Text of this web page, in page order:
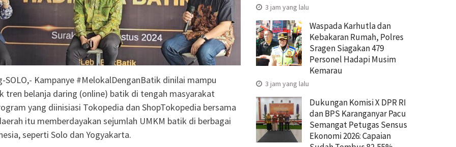
Diminta
Kamtibmas Sejak
SENYAP”
GERAKAN
JENAR
SOLO,- Kampanye #MelokalDenganBatik dinilai mampu
tren belanja daring (online) batik di tengah masyarakat
yang diinisiasi Tokopedia dan ShopTokopedia bersama
itu memberdayakan sejumlah UMKM batik di berbagai
seperti Solo dan Yogyakarta.
3 jam yang lalu
Waspada Karhutla dan
Kebakaran Rumah, Polres
Sragen Siagakan 479
Personel Hadapi Musim
Kemarau
3 jam yang lalu
Dukungan Komisi X DPR RI
dan BPS Karanganyar Pacu
Semangat Petugas Sensus
Ekonomi 2026: Capaian